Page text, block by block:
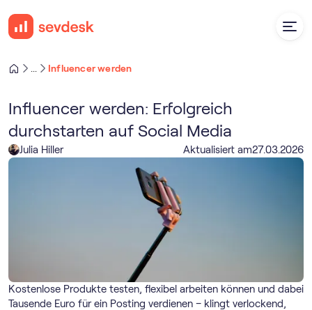
Influencer werden
Influencer werden: Erfolgreich
durchstarten auf Social Media
Julia Hiller Aktualisiert am27.03.2026
Kostenlose Produkte testen, flexibel arbeiten können und dabei
Tausende Euro für ein Posting verdienen – klingt verlockend,